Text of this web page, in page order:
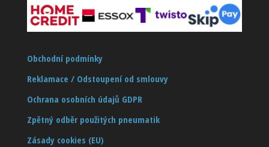
Obchodní podmínky
Reklamace / Odstoupení od smlouvy
Ochrana osobních údajů GDPR
Zpětný odběr použitých pneumatik
Zásady cookies (EU)